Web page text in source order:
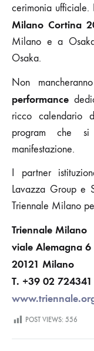
cerimonia ufficiale.
Milano Cortina
Milano e a
Osaka.
Non mancheranno
performance
ricco calendario
program che
manifestazione.
I partner
Lavazza Group e
Triennale Milano
Triennale Milano
viale Alemagna 6
20121 Milano
T. +39 02 724341
POST VIEWS: 556